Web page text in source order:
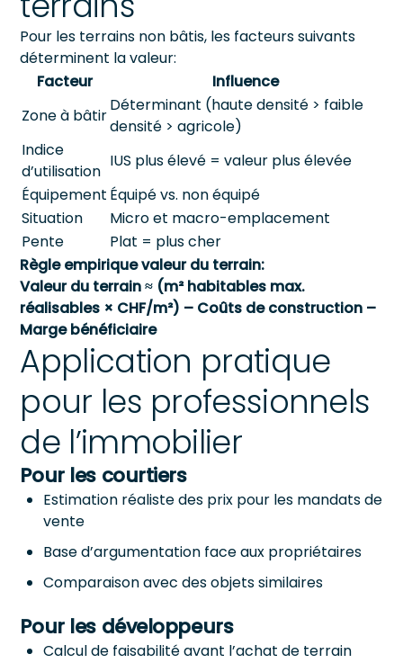
Pour les terrains non bâtis, les facteurs suivants
déterminent la valeur:
Facteur
Influence
Zone à bâtir
Déterminant (haute densité > faible
densité > agricole)
Indice
d’utilisation
IUS plus élevé = valeur plus élevée
Équipement Équipé vs. non équipé
Situation
Micro et macro-emplacement
Pente
Plat = plus cher
Règle empirique valeur du terrain:
Valeur du terrain ≈ (m² habitables max.
réalisables × CHF/m²) – Coûts de construction –
Marge bénéficiaire
Application pratique
pour les professionnels
de l’immobilier
Pour les courtiers
Estimation réaliste des prix pour les mandats de
vente
Base d’argumentation face aux propriétaires
Comparaison avec des objets similaires
Pour les développeurs
Calcul de faisabilité avant l’achat de terrain